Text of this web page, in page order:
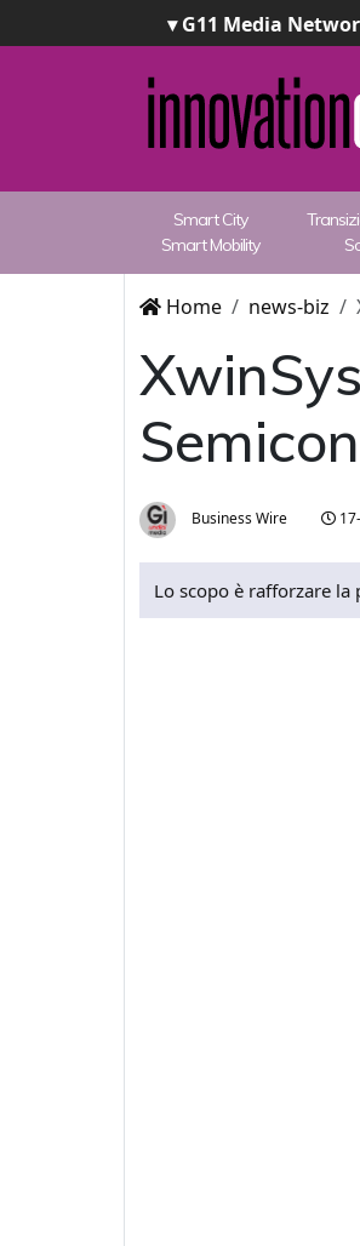
▾ G11 Media
Smart City
Smart Mobility
Home news-biz
Business Wire
Lo scopo è rafforzare